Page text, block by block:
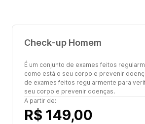
Check-up Homem
É um conjunto de exames feitos
como está o seu corpo e prevenir
de exames feitos regularmente para
seu corpo e prevenir doenças.
A partir de:
R$ 149,00